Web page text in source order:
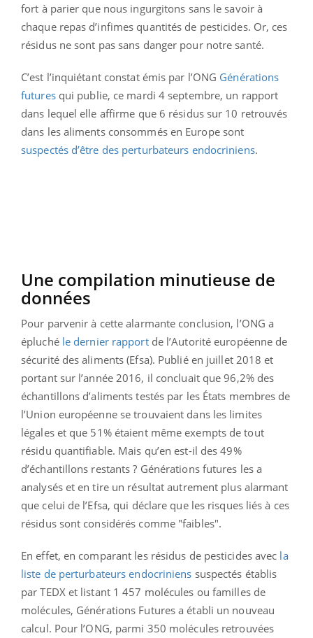
fort à parier que nous ingurgitons sans le savoir à
chaque repas d’infimes quantités de pesticides. Or, ces
résidus ne sont pas sans danger pour notre santé.
C’est l’inquiétant constat émis par l’ONG Générations
futuresqui publie, ce mardi 4 septembre, un rapport
dans lequel elle affirme que 6 résidus sur 10 retrouvés
dans les aliments consommés en Europe sont
suspectés d’être des perturbateurs endocriniens.
Une compilation minutieuse de
données
Pour parvenir à cette alarmante conclusion, l’ONG a
épluché le dernier rapportde l’Autorité européenne de
sécurité des aliments (Efsa). Publié en juillet 2018 et
portant sur l’année 2016, il concluait que 96,2% des
échantillons d’aliments testés par les États membres de
l’Union européenne se trouvaient dans les limites
légales et que 51% étaient même exempts de tout
résidu quantifiable. Mais qu’en est-il des 49%
d’échantillons restants ? Générations futures les a
analysés et en tire un résultat autrement plus alarmant
que celui de l’Efsa, qui déclare que les risques liés à ces
résidus sont considérés comme "faibles".
En effet, en comparant les résidus de pesticides avec la
liste de perturbateurs endocriniens suspectés établis
par TEDX et listant 1 457 molécules ou familles de
molécules, Générations Futures a établi un nouveau
calcul. Pour l’ONG, parmi 350 molécules retrouvées